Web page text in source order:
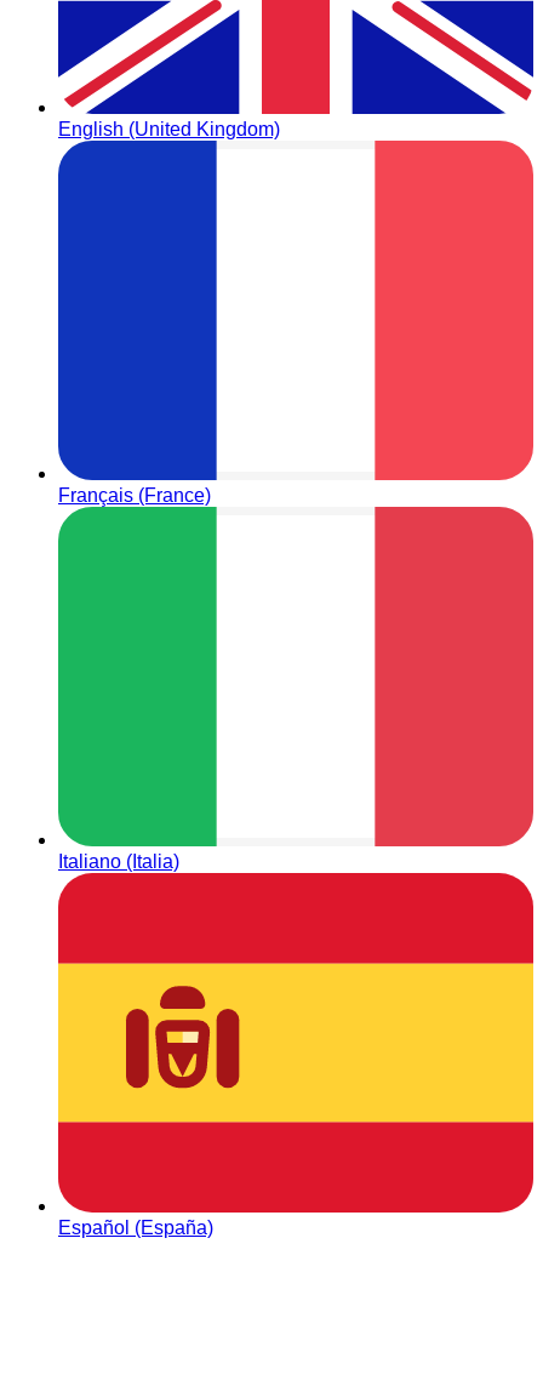
English (United Kingdom)
Français (France)
Italiano (Italia)
Español (España)